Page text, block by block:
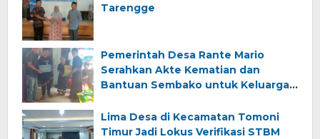
Tarengge
Pemerintah Desa Rante Mario
Serahkan Akte Kematian dan
Bantuan Sembako untuk Keluarga
Lima Desa di Kecamatan Tomoni
Timur Jadi Lokus Verifikasi STBM